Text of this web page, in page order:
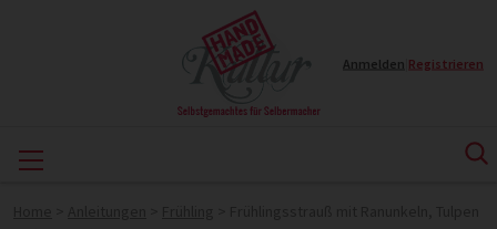
Anmelden Registrieren